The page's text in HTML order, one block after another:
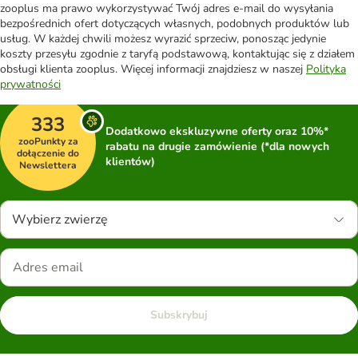
zooplus ma prawo wykorzystywać Twój adres e-mail do wysyłania
bezpośrednich ofert dotyczących własnych, podobnych produktów lub
usług. W każdej chwili możesz wyrazić sprzeciw, ponosząc jedynie
koszty przesyłu zgodnie z taryfą podstawową, kontaktując się z działem
obsługi klienta zooplus. Więcej informacji znajdziesz w naszej Polityka
prywatności
333
zooPunkty za
dołączenie do
Newslettera
Dodatkowo ekskluzywne oferty oraz 10%*
rabatu na drugie zamówienie (*dla nowych
klientów)
Wybierz zwierzę
Subskrybuj